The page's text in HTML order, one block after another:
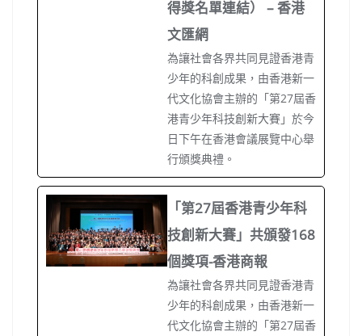
得獎名單連結） – 香港
文匯網
為讓社會各界共同見證香港青
少年的科創成果，由香港新一
代文化協會主辦的「第27屆香
港青少年科技創新大賽」於今
日下午在香港會議展覽中心舉
行頒獎典禮。
「第27屆香港青少年科
技創新大賽」共頒發168
個獎項-香港商報
為讓社會各界共同見證香港青
少年的科創成果，由香港新一
代文化協會主辦的「第27屆香